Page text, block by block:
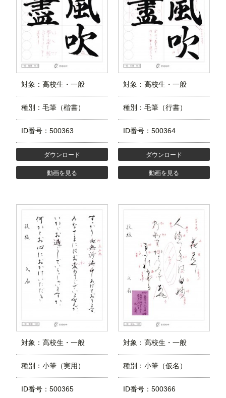
対象：高校生・一般
種別：毛筆（楷書）
ID番号：500363
ダウンロード
動画を見る
対象：高校生・一般
種別：毛筆（行書）
ID番号：500364
ダウンロード
動画を見る
対象：高校生・一般
種別：小筆（実用）
ID番号：500365
対象：高校生・一般
種別：小筆（仮名）
ID番号：500366